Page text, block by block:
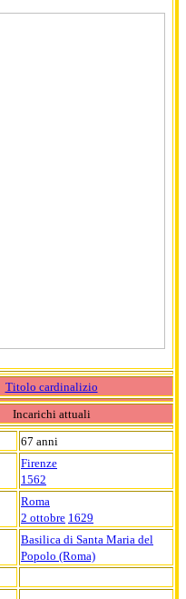
Titolo cardinalizio
Incarichi attuali
67 anni
Firenze
1562
Roma
2 ottobre 1629
Basilica di Santa Maria del
Popolo (Roma)